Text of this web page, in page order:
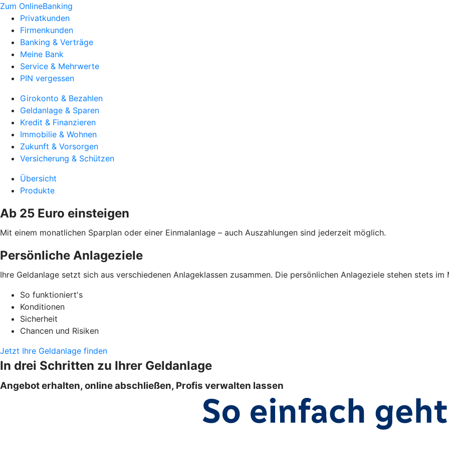
Zum OnlineBanking
Privatkunden
Firmenkunden
Banking & Verträge
Meine Bank
Service & Mehrwerte
PIN vergessen
Girokonto & Bezahlen
Geldanlage & Sparen
Kredit & Finanzieren
Immobilie & Wohnen
Zukunft & Vorsorgen
Versicherung & Schützen
Übersicht
Produkte
Ab 25 Euro einsteigen
Mit einem monatlichen Sparplan oder einer Einmalanlage – auch Auszahlungen sind jederzeit möglich.
Persönliche Anlageziele
Ihre Geldanlage setzt sich aus verschiedenen Anlageklassen zusammen. Die persönlichen Anlageziele stehen stets im
So funktioniert's
Konditionen
Sicherheit
Chancen und Risiken
Jetzt Ihre Geldanlage finden
In drei Schritten zu Ihrer Geldanlage
Angebot erhalten, online abschließen, Profis verwalten lassen